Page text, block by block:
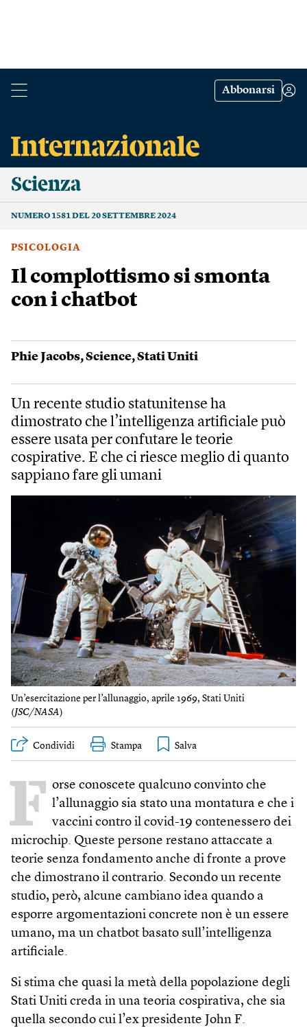
Abbonarsi
Scienza
NUMERO 1581 DEL 20 SETTEMBRE 2024
PSICOLOGIA
Il complottismo si smonta
con i chatbot
Phie Jacobs,Science,Stati Uniti
Un recente studio statunitense ha
dimostrato che l’intelligenza artificiale può
essere usata per confutare le teorie
cospirative. E che ci riesce meglio di quanto
sappiano fare gli umani
Un’esercitazione per l’allunaggio, aprile 1969, Stati Uniti
(JSC/NASA)
Condividi Stampa
F orse conoscete qualcuno convinto che
l’allunaggio sia stato una montatura e che i
vaccini contro il covid-19 contenessero dei
microchip. Queste persone restano attaccate a
teorie senza fondamento anche di fronte a prove
che dimostrano il contrario. Secondo un recente
studio, però, alcune cambiano idea quando a
esporre argomentazioni concrete non è un essere
umano, ma un chatbot basato sull’intelligenza
artificiale.
Si stima che quasi la metà della popolazione degli
Stati Uniti creda in una teoria cospirativa, che sia
quella secondo cui l’ex presidente John F.